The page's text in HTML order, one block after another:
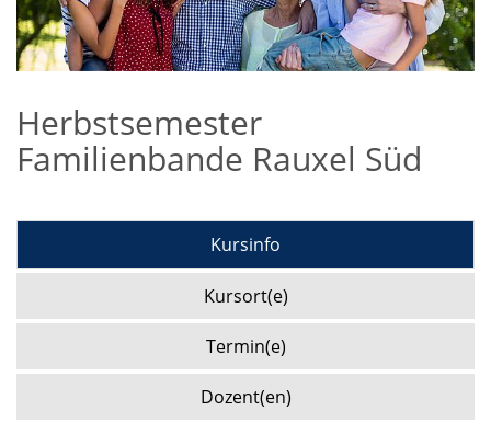
Herbstsemester
Familienbande Rauxel Süd
Kursinfo
Kursort(e)
Termin(e)
Dozent(en)